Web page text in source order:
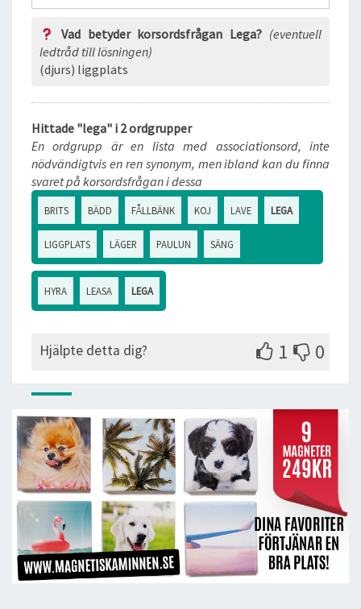
Vad betyder korsordsfrågan Lega? (eventuell
ledtråd till lösningen)
(djurs) liggplats
Hittade "lega" i 2 ordgrupper
En ordgrupp är en lista med associationsord, inte
nödvändigtvis en ren synonym, men ibland kan du finna
svaret på korsordsfrågan i dessa
BRITS BÄDD FÅLLBÄNK KOJ LAVE LEGA
LIGGPLATS LÄGER PAULUN SÄNG
HYRA LEASA LEGA
Hjälpte detta dig? 1 0